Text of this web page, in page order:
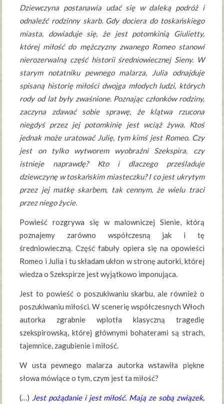
Dziewczyna postanawia udać się w daleką podróż i
odnaleźć rodzinny skarb. Gdy dociera do toskańskiego
miasta, dowiaduje się, że jest potomkinią Giulietty,
której miłość do mężczyzny zwanego Romeo stanowi
nierozerwalną część historii średniowiecznej Sieny. W
starym notatniku pewnego malarza, Julia odnajduje
spisaną historię miłości dwojga młodych ludzi, których
rody od lat były zwaśnione. Poznając członków rodziny,
zaczyna zdawać sobie sprawę, że klątwa rzucona
niegdyś przez jej potomkinię jest wciąż żywa. Ktoś
jednak może uratować Julię, tym kimś jest Romeo. Czy
jest on tylko wytworem wyobraźni Szekspira, czy
istnieje naprawdę? Kto i dlaczego prześladuje
dziewczynę w toskańskim miasteczku? I co jest ukrytym
przez jej matkę skarbem, tak cennym, że wielu traci
przez niego życie.
Powieść rozgrywa się w malowniczej Sienie, którą
poznajemy zarówno współczesną jak i tę
średniowieczną. Część fabuły opiera się na opowieści
Romeo i Julia i tu składam ukłon w stronę autorki, której
wiedza o Szekspirze jest wyjątkowo imponująca.
Jest to powieść o poszukiwaniu skarbu, ale również o
poszukiwaniu miłości. W scenerię współczesnych Włoch
autorka zgrabnie wplotła klasyczną tragedię
szekspirowską, której głównymi bohaterami są strach,
tajemnice, zagubienie i miłość.
W usta pewnego malarza autorka wstawiła piękne
słowa mówiące o tym, czym jest ta miłość?
(…) Jest pożądanie i jest miłość. Mają ze sobą związek,